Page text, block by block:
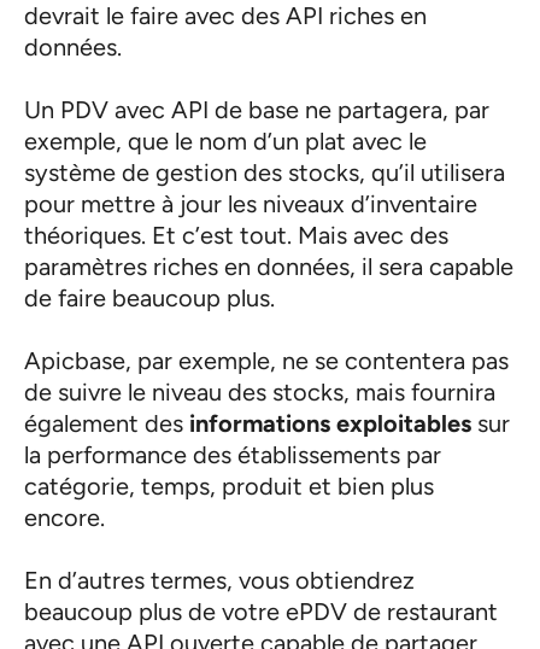
devrait le faire avec des API riches en
données.
Un PDV avec API de base ne partagera, par
exemple, que le nom d’un plat avec le
système de gestion des stocks, qu’il utilisera
pour mettre à jour les niveaux d’inventaire
théoriques. Et c’est tout. Mais avec des
paramètres riches en données, il sera capable
de faire beaucoup plus.
Apicbase, par exemple, ne se contentera pas
de suivre le niveau des stocks, mais fournira
également des informations exploitables sur
la performance des établissements par
catégorie, temps, produit et bien plus
encore.
En d’autres termes, vous obtiendrez
beaucoup plus de votre ePDV de restaurant
avec une API ouverte capable de partager